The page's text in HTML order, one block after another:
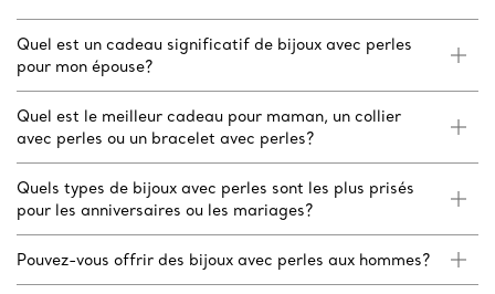
Quel est un cadeau significatif de bijoux avec perles
pour mon épouse?
Quel est le meilleur cadeau pour maman, un collier
avec perles ou un bracelet avec perles?
Quels types de bijoux avec perles sont les plus prisés
pour les anniversaires ou les mariages?
Pouvez-vous offrir des bijoux avec perles aux hommes?